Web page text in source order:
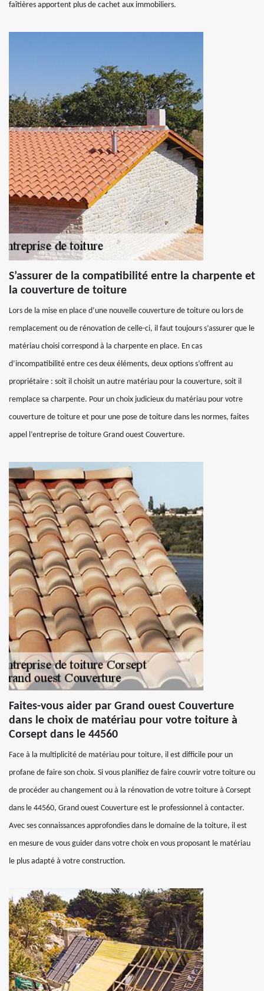
faîtières apportent plus de cachet aux immobiliers.
S’assurer de la compatibilité entre la charpente et
la couverture de toiture
Lors de la mise en place d’une nouvelle couverture de toiture ou lors de
remplacement ou de rénovation de celle-ci, il faut toujours s’assurer que le
matériau choisi correspond à la charpente en place. En cas
d’incompatibilité entre ces deux éléments, deux options s’offrent au
propriétaire : soit il choisit un autre matériau pour la couverture, soit il
remplace sa charpente. Pour un choix judicieux du matériau pour votre
couverture de toiture et pour une pose de toiture dans les normes, faites
appel l’entreprise de toiture Grand ouest Couverture.
Faites-vous aider par Grand ouest Couverture
dans le choix de matériau pour votre toiture à
Corsept dans le 44560
Face à la multiplicité de matériau pour toiture, il est difficile pour un
profane de faire son choix. Si vous planifiez de faire couvrir votre toiture ou
de procéder au changement ou à la rénovation de votre toiture à Corsept
dans le 44560, Grand ouest Couverture est le professionnel à contacter.
Avec ses connaissances approfondies dans le domaine de la toiture, il est
en mesure de vous guider dans votre choix en vous proposant le matériau
le plus adapté à votre construction.